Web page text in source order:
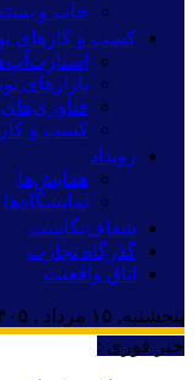
چاپ و
کسب و کارهای
بازارهای
کسب و
رویداد
همایش‌ها
نمایشگاه‌ها
شفاف‌نگاشت
گذرگاه تجارت
اتاق واقعیت
پنجشنبه, ۱۵ مرداد , ۱۴۰۵ برابر با - Thursday, 6 August , 2026
خبر فوری :